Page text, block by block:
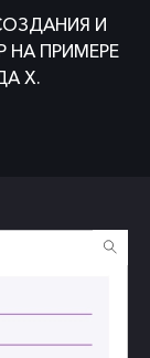
И
НА ПРИМЕРЕ
X.